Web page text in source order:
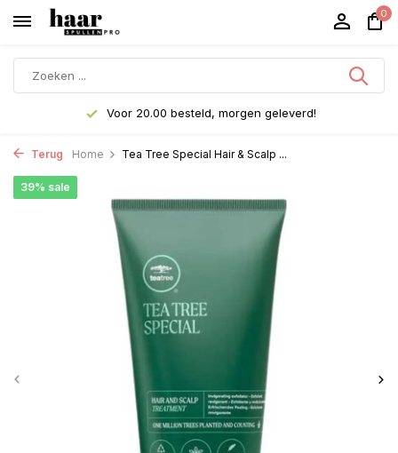
0
Voor 20.00 besteld, morgen geleverd!
Terug Home Tea Tree Special Hair & Scalp ...
39% sale